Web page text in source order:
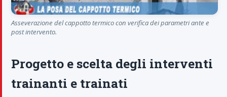
Asseverazione del cappotto termico con verifica dei parametri ante e
post intervento.
Progetto e scelta degli interventi
trainanti e trainati